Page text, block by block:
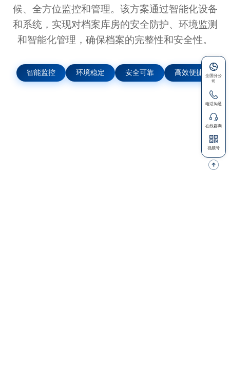
候、全方位监控和管理。该方案通过智能化设备
和系统，实现对档案库房的安全防护、环境监测
和智能化管理，确保档案的完整性和安全性。
智能监控 环境稳定 安全可靠 高效便捷